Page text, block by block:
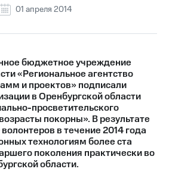
01 апреля 2014
бюджетное учреждение
«Региональное агентство
и проектов» подписали
в Оренбургской области
просветительского
покорны». В результате
в течение 2014 года
технологиям более ста
поколения практически во
области.